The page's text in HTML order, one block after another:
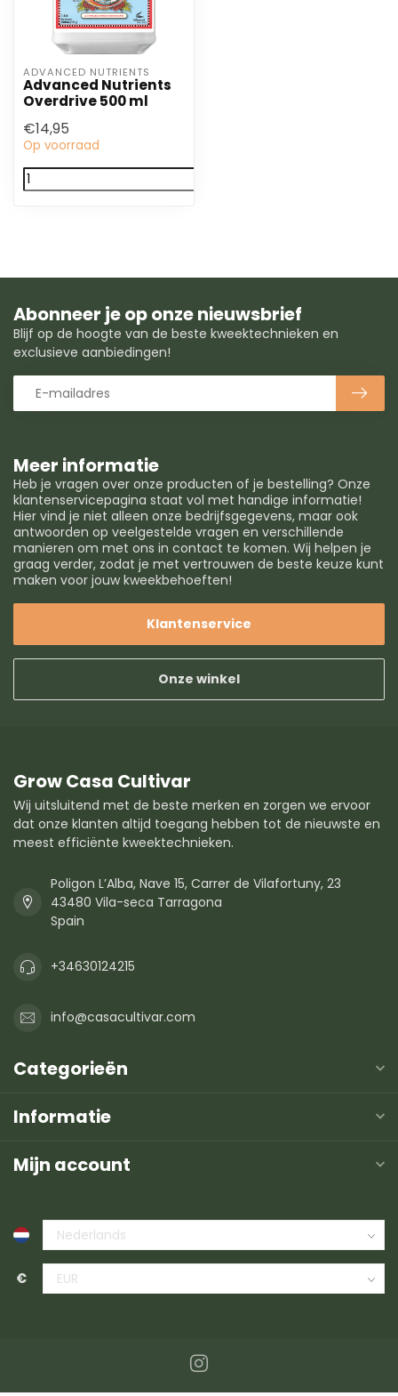
ADVANCED NUTRIENTS
Advanced Nutrients
Overdrive 500 ml
€14,95
Op voorraad
Meer informatie
Heb je vragen over onze producten of je bestelling? Onze
klantenservicepagina staat vol met handige informatie!
Hier vind je niet alleen onze bedrijfsgegevens, maar ook
antwoorden op veelgestelde vragen en verschillende
manieren om met ons in contact te komen. Wij helpen je
graag verder, zodat je met vertrouwen de beste keuze kunt
maken voor jouw kweekbehoeften!
Klantenservice
Onze winkel
Abonneer je op onze nieuwsbrief
Blijf op de hoogte van de beste kweektechnieken en
exclusieve aanbiedingen!
Grow Casa Cultivar
Wij uitsluitend met de beste merken en zorgen we ervoor
dat onze klanten altijd toegang hebben tot de nieuwste en
meest efficiënte kweektechnieken.
Poligon L’Alba, Nave 15, Carrer de Vilafortuny, 23
43480 Vila-seca Tarragona
Spain
+34630124215
info@casacultivar.com
Categorieën
Informatie
Mijn account
€